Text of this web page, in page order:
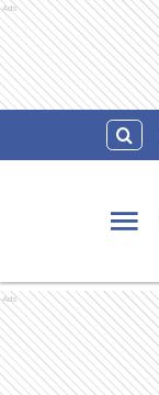
Ads
Ads